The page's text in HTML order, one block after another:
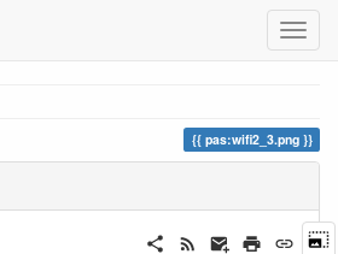
pas:wifi2_3.png